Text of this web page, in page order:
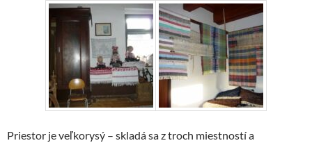
Priestor je veľkorysý – skladá sa z troch miestností a